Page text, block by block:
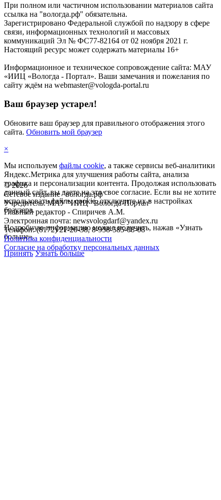
©2026
Сетевое издание "вологда.рф"
Учредитель: МАУ "ИИЦ "Вологда-Портал"
Главный редактор - Спиричев А.М.
Электронная почта: newsvologdarf@yandex.ru
Телефон: (8172) 21-20-38, 8-958-585-08-08
Политика конфиденциальности
Согласие на обработку персональных данных
При полном или частичном использовании материалов сайта
ссылка на "вологда.рф" обязательна.
Зарегистрировано Федеральной службой по надзору в сфере
связи, информационных технологий и массовых
коммуникаций Эл № ФС77-82164 от 02 ноября 2021 г.
Настоящий ресурс может содержать материалы 16+
Информационное и техническое сопровождение сайта: МАУ
«ИИЦ «Вологда - Портал». Ваши замечания и пожелания по
сайту ждём на webmaster@vologda-portal.ru
Ваш браузер устарел!
Обновите ваш браузер для правильного отображения этого
сайта. Обновить мой браузер
×
Мы используем файлы cookie, а также сервисы веб-аналитики
Яндекс.Метрика для улучшения работы сайта, анализа
трафика и персонализации контента. Продолжая использовать
данный сайт, вы даете на это свое согласие. Если вы не хотите
использовать файлы cookie, отключите их в настройках
браузера.
Подробную информацию можно получить, нажав «Узнать
больше».
Принять Узнать больше